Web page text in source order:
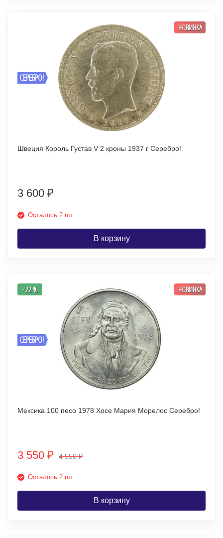
СЕРЕБРО!
НОВИНКА
Швеция Король Густав V 2 кроны 1937 г Серебро!
3 600 ₽
Осталось 2 шт.
В корзину
СЕРЕБРО!
- 22 % НОВИНКА
Мексика 100 песо 1978 Хосе Мария Морелос Серебро!
3 550 ₽ 4 550₽
Осталось 2 шт.
В корзину